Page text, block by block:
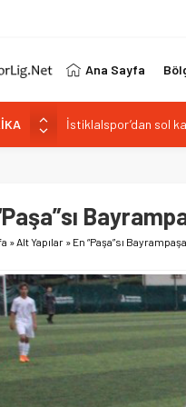
Ana Sayfa
Paşabahçespor’da
İstanbul Gençlerbirliği
Kuzeyin Kaplanları
İstiklalspor’dan sol
»Alt Yapılar » En “Paşa”sı